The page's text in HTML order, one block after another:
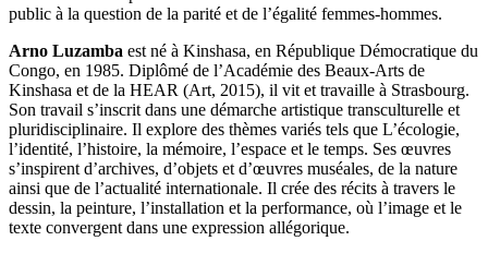
public à la question de la parité et de l’égalité femmes-hommes.
Arno Luzamba est né à Kinshasa, en République Démocratique du
Congo, en 1985. Diplômé de l’Académie des Beaux-Arts de
Kinshasa et de la HEAR (Art, 2015), il vit et travaille à Strasbourg.
Son travail s’inscrit dans une démarche artistique transculturelle et
pluridisciplinaire. Il explore des thèmes variés tels que L’écologie,
l’identité, l’histoire, la mémoire, l’espace et le temps. Ses œuvres
s’inspirent d’archives, d’objets et d’œuvres muséales, de la nature
ainsi que de l’actualité internationale. Il crée des récits à travers le
dessin, la peinture, l’installation et la performance, où l’image et le
texte convergent dans une expression allégorique.